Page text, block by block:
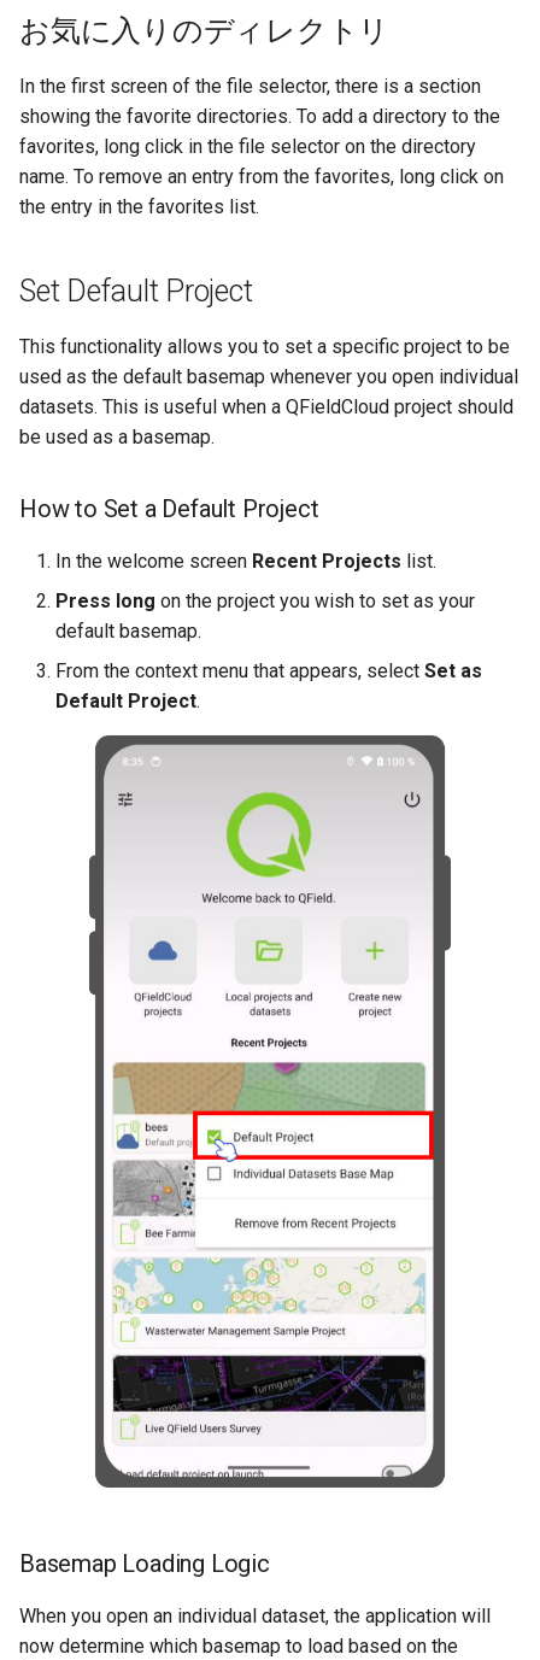
お気に入りのディレクトリ
In the first screen of the file selector, there is a section
showing the favorite directories. To add a directory to the
favorites, long click in the file selector on the directory
name. To remove an entry from the favorites, long click on
the entry in the favorites list.
Set Default Project
This functionality allows you to set a specific project to be
used as the default basemap whenever you open individual
datasets. This is useful when a QFieldCloud project should
be used as a basemap.
How to Set a Default Project
In the welcome screen Recent Projects list.
Press long on the project you wish to set as your
default basemap.
From the context menu that appears, select Set as
Default Project.
Basemap Loading Logic
When you open an individual dataset, the application will
now determine which basemap to load based on the